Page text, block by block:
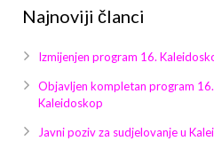
Video 2018
Galerija 2017
Galerija 2018
Najnoviji članci
Izmijenjen program 16.
Objavljen kompletan program
Kaleidoskop
Javni poziv za sudjelovanje u